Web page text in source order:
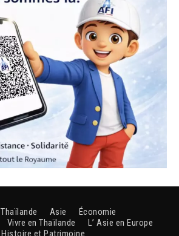
Thaïlande Asie
Économie
Vivre en Thaïlande
L’ Asie en Europe
Histoire et Patrimoine